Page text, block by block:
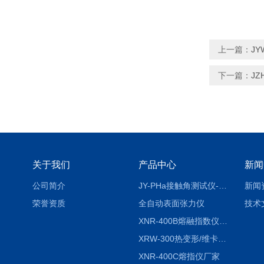
上一篇：
下一篇：
关于我们
公司简介
荣誉资质
产品中心
全自动表面张力仪
XRW-300热变形/维卡软化点温度测定仪
XNR-400C熔指仪厂家
新
新闻
技术